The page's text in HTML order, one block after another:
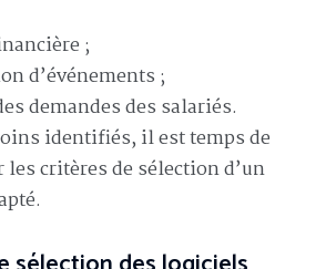
;
d’événements ;
demandes des salariés.
identifiés, il est temps de
les critères de sélection d’un